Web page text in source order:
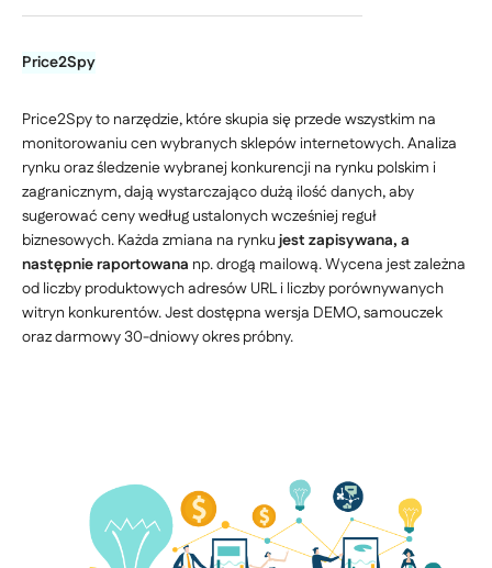
Price2Spy
Price2Spy to narzędzie, które skupia się przede wszystkim na
monitorowaniu cen wybranych sklepów internetowych. Analiza
rynku oraz śledzenie wybranej konkurencji na rynku polskim i
zagranicznym, dają wystarczająco dużą ilość danych, aby
sugerować ceny według ustalonych wcześniej reguł
biznesowych. Każda zmiana na rynkujest zapisywana, a
następnie raportowana np. drogą mailową. Wycena jest zależna
od liczby produktowych adresów URL i liczby porównywanych
witryn konkurentów. Jest dostępna wersja DEMO, samouczek
oraz darmowy 30-dniowy okres próbny.